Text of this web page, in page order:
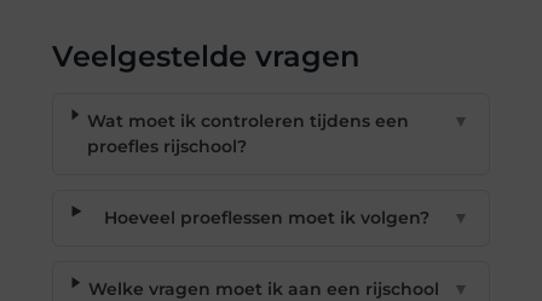
Veelgestelde vragen
Wat moet ik controleren tijdens een
proefles rijschool?
▼
Hoeveel proeflessen moet ik volgen? ▼
Welke vragen moet ik aan een rijschool
▼